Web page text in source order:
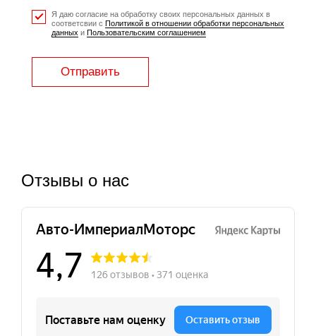
Я даю согласие на обработку своих персональных данных в
соответсвии с Политикой в отношении обработки персональных
данных и Пользовательским соглашением
Отправить
Отзывы о нас